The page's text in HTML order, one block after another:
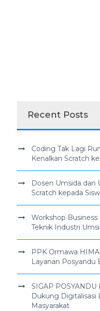
Recent Posts
Coding Tak Lagi
Kenalkan Scratch
Dosen Umsida dan
Scratch kepada
Workshop Business
Teknik Industri
PPK Ormawa
Layanan Posyandu
SIGAP
Dukung Digitalisasi
Masyarakat